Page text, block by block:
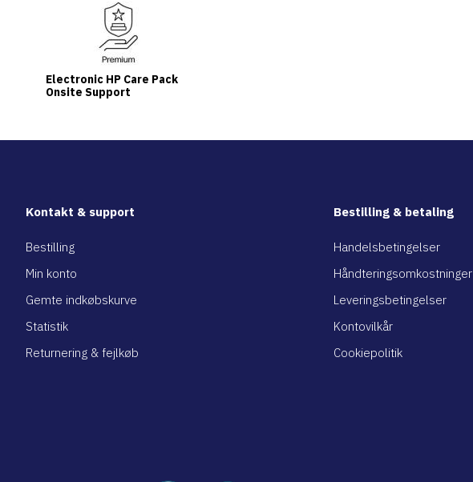
Electronic HP Care Pack
Onsite Support
Kontakt & support
Bestilling
Min konto
Gemte indkøbskurve
Statistik
Returnering & fejlkøb
Bestilling & betaling
Handelsbetingelser
Håndteringsomkostninger
Leveringsbetingelser
Kontovilkår
Cookiepolitik